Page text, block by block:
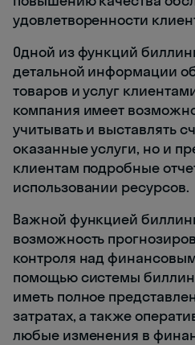
удовлетворенности
Одной из функций
детальной информации
товаров и услуг
компания имеет
учитывать и выставлять
оказанные услуги, но и
клиентам подробные
использовании ресурсов.
Важной функцией
возможность
контроля над
помощью системы
иметь полное
затратах, а также
любые изменения в